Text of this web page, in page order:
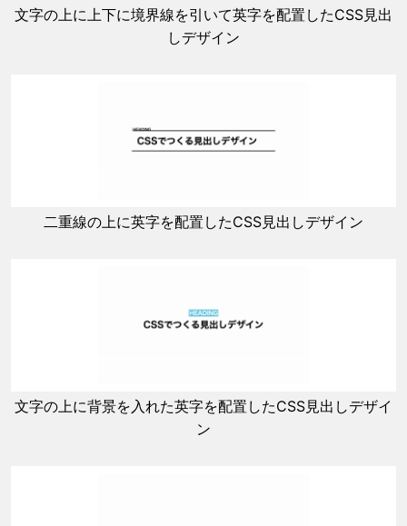
文字の上に上下に境界線を引いて英字を配置したCSS見出
しデザイン
二重線の上に英字を配置したCSS見出しデザイン
文字の上に背景を入れた英字を配置したCSS見出しデザイ
ン